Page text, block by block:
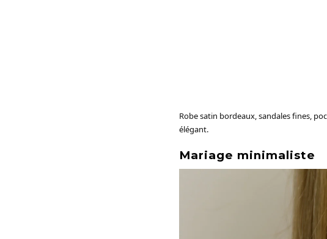
Robe satin bordeaux, sandales fines,
élégant.
Mariage minimaliste